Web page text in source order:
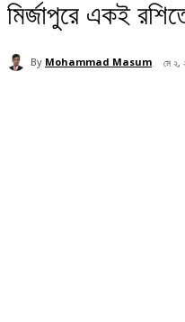
মির্জাপুরে একই
By Mohammad Masum মে ২,